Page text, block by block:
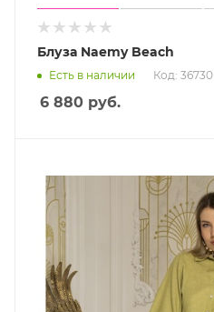
Блуза Naemy Beach
Есть в наличии Код: 36730
6 880 руб.